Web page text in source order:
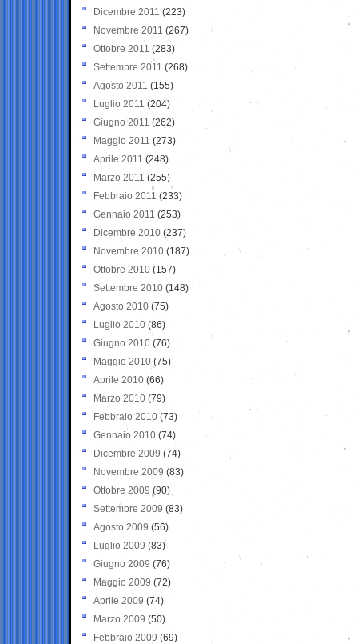
Dicembre 2011 (223)
Novembre 2011 (267)
Ottobre 2011 (283)
Settembre 2011 (268)
Agosto 2011 (155)
Luglio 2011 (204)
Giugno 2011 (262)
Maggio 2011 (273)
Aprile 2011 (248)
Marzo 2011 (255)
Febbraio 2011 (233)
Gennaio 2011 (253)
Dicembre 2010 (237)
Novembre 2010 (187)
Ottobre 2010 (157)
Settembre 2010 (148)
Agosto 2010 (75)
Luglio 2010 (86)
Giugno 2010 (76)
Maggio 2010 (75)
Aprile 2010 (66)
Marzo 2010 (79)
Febbraio 2010 (73)
Gennaio 2010 (74)
Dicembre 2009 (74)
Novembre 2009 (83)
Ottobre 2009 (90)
Settembre 2009 (83)
Agosto 2009 (56)
Luglio 2009 (83)
Giugno 2009 (76)
Maggio 2009 (72)
Aprile 2009 (74)
Marzo 2009 (50)
Febbraio 2009 (69)